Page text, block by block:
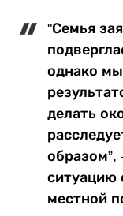
"Семья
однако
делать
ситуацию
местной